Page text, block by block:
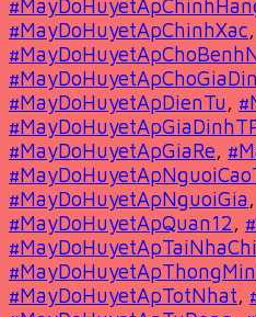
#MayDoHuyetApChinhXac,
#MayDoHuyetApDienTu,
#MayDoHuyetApGiaRe,
#MayDoHuyetApNguoiGia,
#MayDoHuyetApQuan12,
#MayDoHuyetApTotNhat,